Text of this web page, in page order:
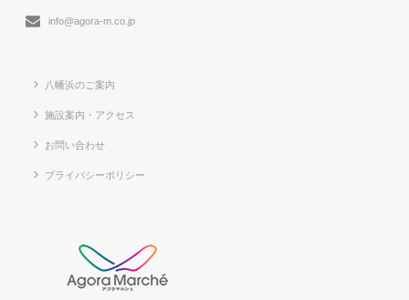
info@agora-m.co.jp
八幡浜のご案内
施設案内・アクセス
お問い合わせ
プライバシーポリシー